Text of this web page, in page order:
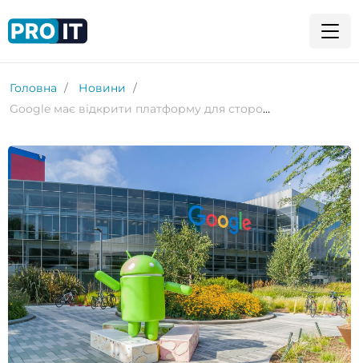
Головна
Новини
Google має відкрити платформу для сторонніх Android-застосунків: що означає рішення суду?